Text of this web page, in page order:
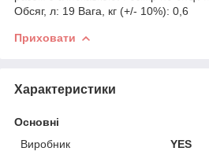
Обсяг, л: 19 Вага, кг (+/- 10%): 0,6
Приховати
Характеристики
Основні
Виробник
YES